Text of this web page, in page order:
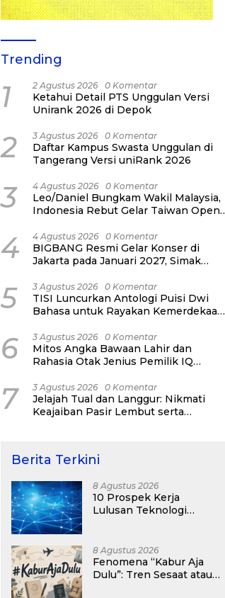
Trending
1 2 Agustus 2026 0 Komentar
Ketahui Detail PTS Unggulan Versi
Unirank 2026 di Depok
2 3 Agustus 2026 0 Komentar
Daftar Kampus Swasta Unggulan di
Tangerang Versi uniRank 2026
3 4 Agustus 2026 0 Komentar
Leo/Daniel Bungkam Wakil Malaysia,
Indonesia Rebut Gelar Taiwan Open
4 4 Agustus 2026 0 Komentar
BIGBANG Resmi Gelar Konser di
Jakarta pada Januari 2027, Simak
5 3 Agustus 2026 0 Komentar
TISI Luncurkan Antologi Puisi Dwi
Bahasa untuk Rayakan Kemerdekaan
6 3 Agustus 2026 0 Komentar
Mitos Angka Bawaan Lahir dan
Rahasia Otak Jenius Pemilik IQ
7 3 Agustus 2026 0 Komentar
Jelajah Tual dan Langgur: Nikmati
Keajaiban Pasir Lembut serta
Berita Terkini
8 Agustus 2026
10 Prospek Kerja
Lulusan Teknologi
Kompetitif di Era Digital
8 Agustus 2026
Fenomena “Kabur Aja
Dulu”: Tren Sesaat atau